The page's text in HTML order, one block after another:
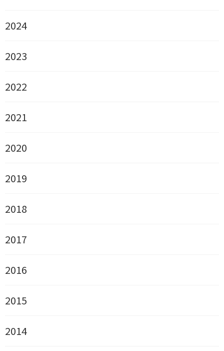
2024
2023
2022
2021
2020
2019
2018
2017
2016
2015
2014